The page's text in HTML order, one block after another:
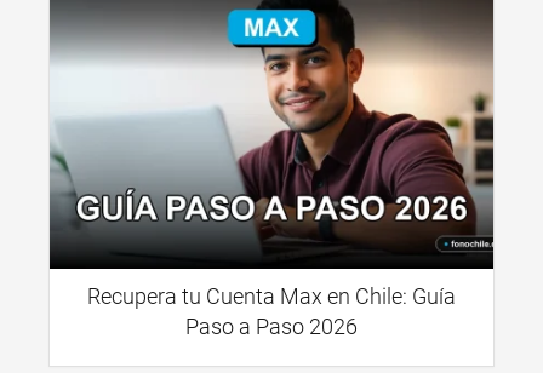
Recupera tu Cuenta Max en Chile: Guía
Paso a Paso 2026